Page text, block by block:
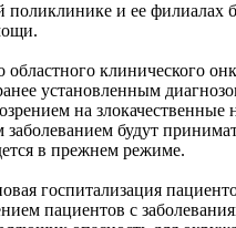
и ее филиалах
клинического
установленным
на злокачественные
будут
в прежнем режиме.
госпитализация
пациентов с